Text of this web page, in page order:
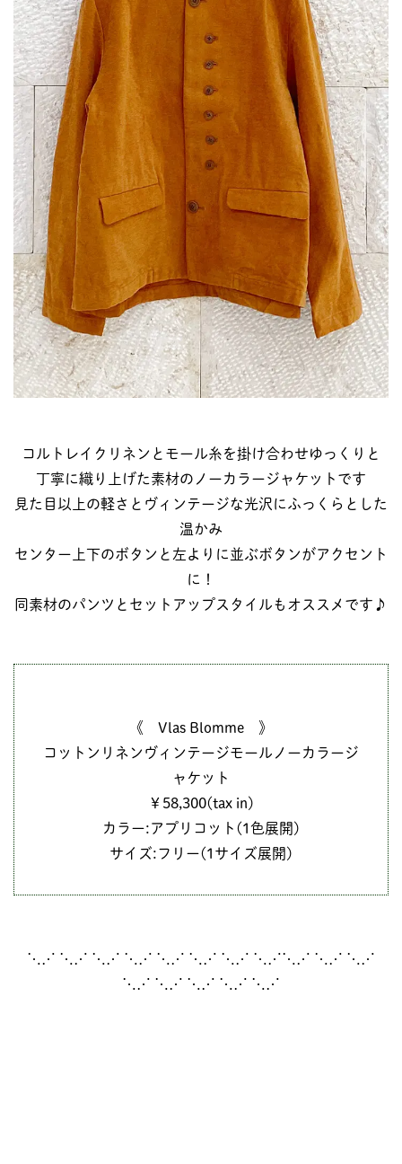
コルトレイクリネンとモール糸を掛け合わせゆっくりと
丁寧に織り上げた素材のノーカラージャケットです
見た目以上の軽さとヴィンテージな光沢にふっくらとした
温かみ
センター上下のボタンと左よりに並ぶボタンがアクセント
に！
同素材のパンツとセットアップスタイルもオススメです♪
《 Vlas Blomme 》
コットンリネンヴィンテージモールノーカラージ
ャケット
￥58,300(tax in)
カラー:アプリコット(1色展開)
サイズ:フリー(1サイズ展開)
⋱⋰ ⋱⋰ ⋱⋰ ⋱⋰ ⋱⋰ ⋱⋰ ⋱⋰ ⋱⋰⋱⋰ ⋱⋰ ⋱⋰
⋱⋰ ⋱⋰ ⋱⋰ ⋱⋰ ⋱⋰